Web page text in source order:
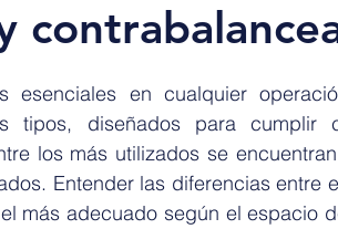
esenciales en cualquier
tipos, diseñados para cumplir
los más utilizados se
Entender las diferencias entre
más adecuado según el espacio